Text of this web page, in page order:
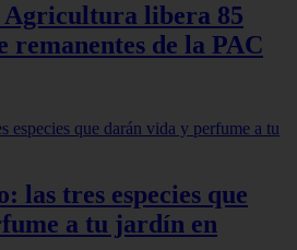
libera 85
remanentes de la PAC
las tres especies que
a tu jardín en